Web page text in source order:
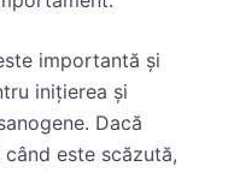
importantă și
inițierea și
Dacă
este scăzută,